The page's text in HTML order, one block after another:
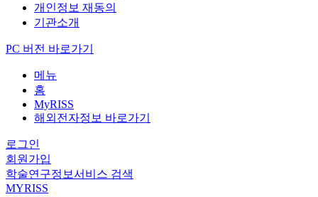
개인정보 재동의
기관소개
PC 버전 바로가기
메뉴
홈
MyRISS
해외전자정보 바로가기
로그인
회원가입
학술연구정보서비스 검색
MYRISS